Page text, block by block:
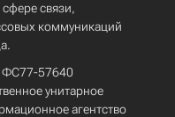
связи,
коммуникаций
ФС77-57640
унитарное
агентство